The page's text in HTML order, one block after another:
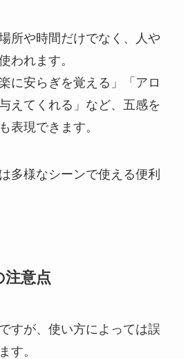
所や時間だけでなく、人や
われます。
に安らぎを覚える」「アロ
えてくれる」など、五感を
表現できます。
多様なシーンで使える便利
注意点
すが、使い方によっては誤
す。